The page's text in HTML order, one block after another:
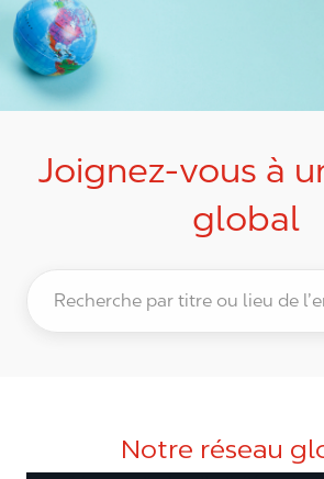
Joignez-vous à
global
Notre réseau